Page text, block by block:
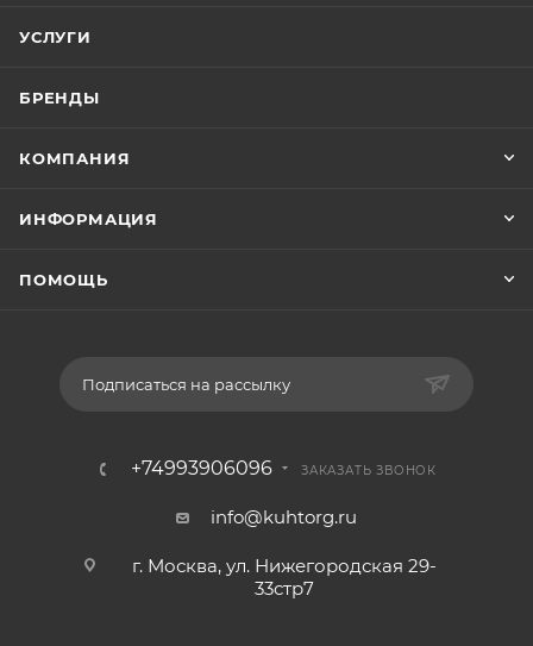
УСЛУГИ
БРЕНДЫ
КОМПАНИЯ
ИНФОРМАЦИЯ
ПОМОЩЬ
Подписаться на рассылку
+74993906096 ЗАКАЗАТЬ ЗВОНОК
info@kuhtorg.ru
г. Москва, ул. Нижегородская 29-
33стр7